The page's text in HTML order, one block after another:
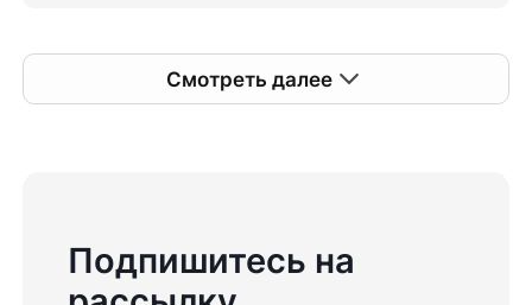
Смотреть далее
Подпишитесь на